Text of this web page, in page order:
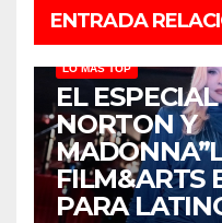
ENTRADA
LO MÁS TOP
EL
NORTON Y
FILM&ARTS
PARA